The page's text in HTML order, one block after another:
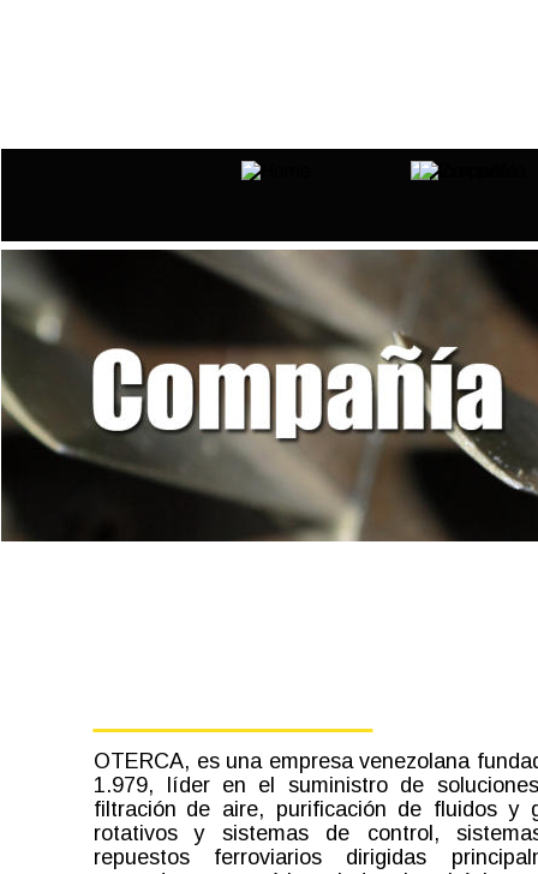
OTERCA, es una empresa venezolana
1.979,
líder en el suministro de soluciones
filtración de aire, purificación de fluidos y
rotativos
y sistemas de control,
repuestos
ferroviarios dirigidas